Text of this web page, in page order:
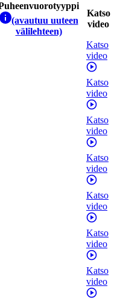
(avautuu uuteen
välilehteen)
Katso
video
Katso
video
Katso
video
Katso
video
Katso
video
Katso
video
Katso
video
Katso
video